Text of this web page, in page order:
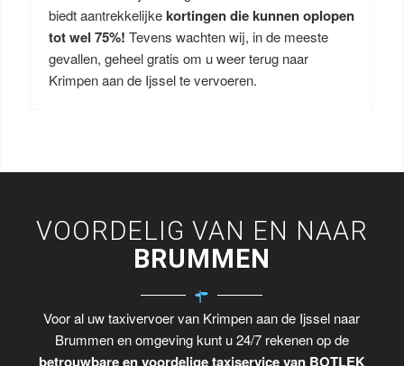
biedt aantrekkelijkekortingen die kunnen oplopen
tot wel 75%! Tevens wachten wij, in de meeste
gevallen, geheel gratis om u weer terug naar
Krimpen aan de Ijssel te vervoeren.
VOORDELIG VAN EN NAAR
BRUMMEN
Voor al uw taxivervoer van Krimpen aan de Ijssel naar
Brummen en omgeving kunt u 24/7 rekenen op de
betrouwbare en voordelige taxiservice van BOTLEK